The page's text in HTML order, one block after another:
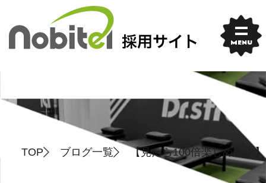
content
MENU
TOP ブログ一覧 【見たら100倍楽しめる！